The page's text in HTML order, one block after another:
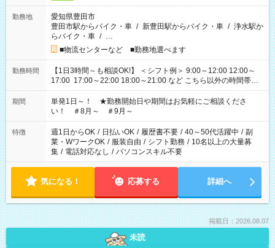
勤務地
愛知県豊田市
豊田市駅からバイク・車 / 新豊田駅からバイク・車 / 浄水駅か
らバイク・車 / …
■物流センターなど ■勤務地選べます
勤務時間
【1日3時間～も相談OK!】 ＜シフト例＞ 9:00～12:00 12:00～
17:00 17:00～22:00 18:00～21:00 など こちら以外の時間帯も
お気軽にご相談ください！
期間
単発1日～！ ★勤務開始日や期間はお気軽にご相談くださ
い！ ＃8月～ ＃9月～
特徴 週1日からOK / 日払いOK / 履歴書不要 / 40～50代活躍中 / 副
業・WワークOK / 服装自由 / シフト勤務 / 10名以上の大量募
集 / 電話対応なし / パソコンスキル不要
気になる！ 応募する 詳細へ
掲載日：2026.08.07
未読